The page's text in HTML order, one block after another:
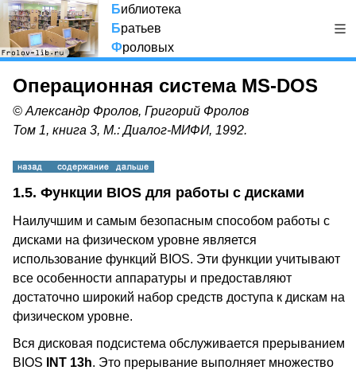
Библиотека
Братьев
Фроловых
Операционная система MS-DOS
© Александр Фролов, Григорий Фролов
Том 1, книга 3, М.: Диалог-МИФИ, 1992.
1.5. Функции BIOS для работы с дисками
Наилучшим и самым безопасным способом работы с
дисками на физическом уровне является
использование функций BIOS. Эти функции учитывают
все особенности аппаратуры и предоставляют
достаточно широкий набор средств доступа к дискам на
физическом уровне.
Вся дисковая подсистема обслуживается прерыванием
BIOS INT 13h. Это прерывание выполняет множество